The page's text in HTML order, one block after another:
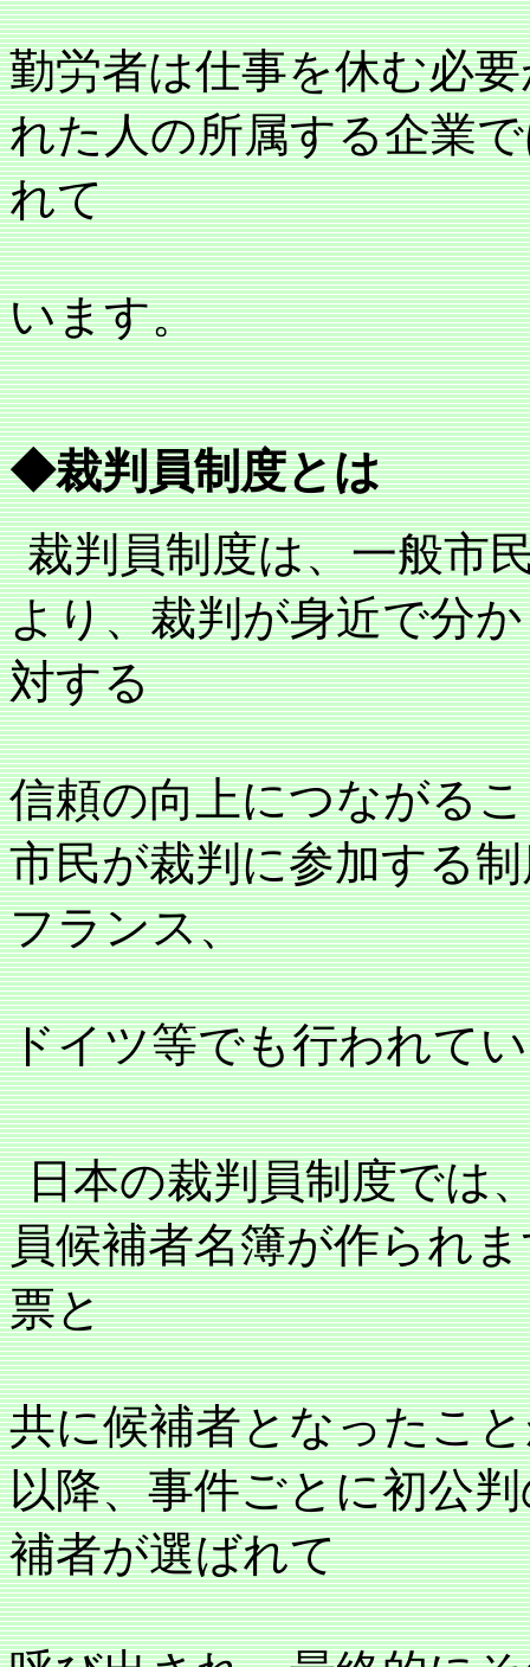
勤労者は仕事を休む必
れた人の所属する企業
れて
います。
◆裁判員制度とは
裁判員制度は、一般市
より、裁判が身近で分
対する
信頼の向上につながる
市民が裁判に参加する
フランス、
ドイツ等でも行われて
日本の裁判員制度では
員候補者名簿が作られ
票と
共に候補者となったこ
以降、事件ごとに初公
補者が選ばれて